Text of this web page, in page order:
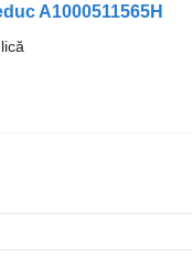
A1000511565H